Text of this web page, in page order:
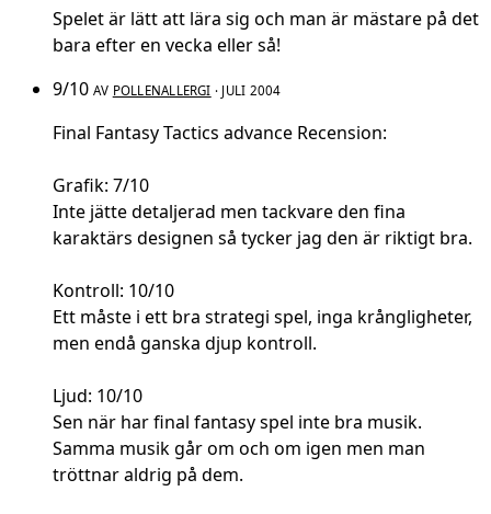
Spelet är lätt att lära sig och man är mästare på det
bara efter en vecka eller så!
9/10 AV POLLENALLERGI · JULI 2004
Final Fantasy Tactics advance Recension:
Grafik: 7/10
Inte jätte detaljerad men tackvare den fina
karaktärs designen så tycker jag den är riktigt bra.
Kontroll: 10/10
Ett måste i ett bra strategi spel, inga krångligheter,
men endå ganska djup kontroll.
Ljud: 10/10
Sen när har final fantasy spel inte bra musik.
Samma musik går om och om igen men man
tröttnar aldrig på dem.